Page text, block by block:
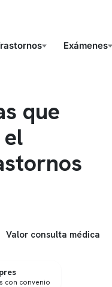
Exámenes
que
Valor consulta médica
con convenio